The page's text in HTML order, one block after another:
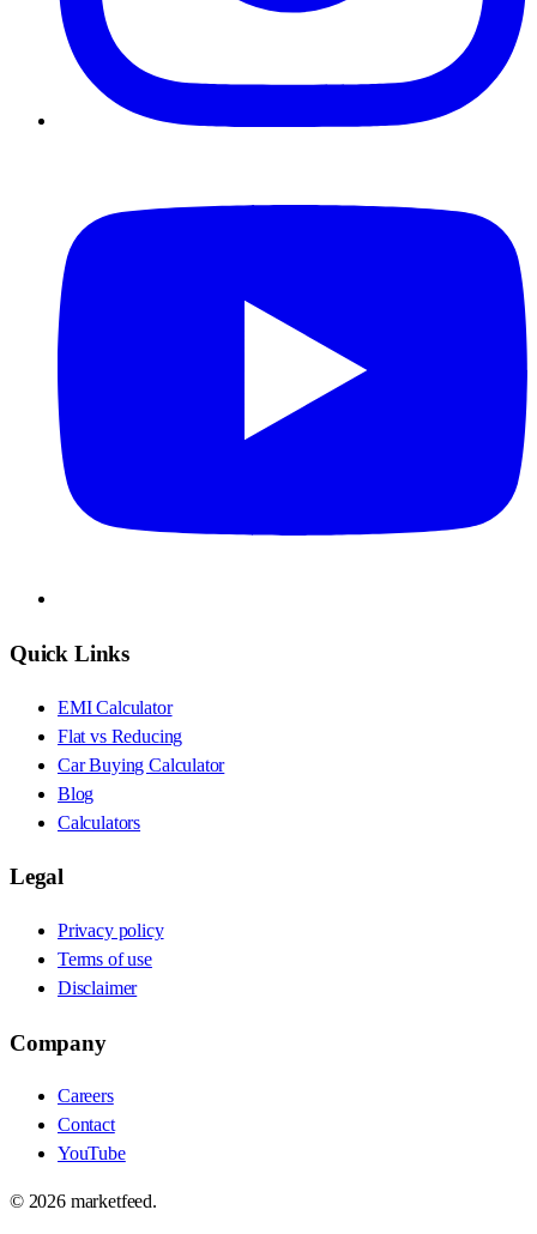
Quick Links
EMI Calculator
Flat vs Reducing
Car Buying Calculator
Blog
Calculators
Legal
Privacy policy
Terms of use
Disclaimer
Company
Careers
Contact
YouTube
© 2026marketfeed.